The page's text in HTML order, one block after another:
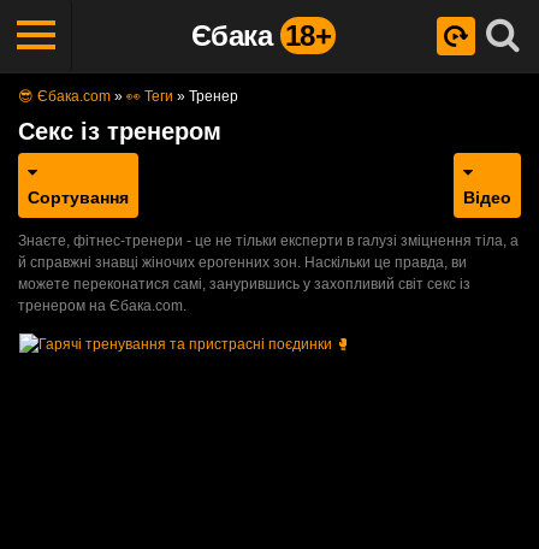
Єбака 18+
😎 Єбака.com » 👀 Теги » Тренер
Секс із тренером
Сортування Відео
Знаєте, фітнес-тренери - це не тільки експерти в галузі зміцнення тіла, а
й справжні знавці жіночих ерогенних зон. Наскільки це правда, ви
можете переконатися самі, занурившись у захопливий світ секс із
тренером на Єбака.com.